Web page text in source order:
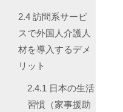
2.4 訪問系サービ
スで外国人介護人
材を導入するデメ
リット
2.4.1 日本の生活
習慣（家事援助